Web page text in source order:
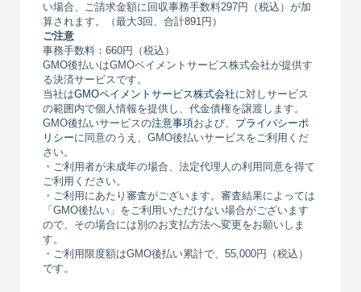
い場合、ご請求金額に回収事務手数料297円（税込）が加
算されます。（最大3回、合計891円）
ご注意
事務手数料：660円（税込）
GMO後払いはGMOペイメントサービス株式会社が提供す
る決済サービスです。
当社はGMOペイメントサービス株式会社に対しサービス
の範囲内で個人情報を提供し、代金債権を譲渡します。
GMO後払いサービスの注意事項および、 プライバシーポ
リシーに同意のうえ、GMO後払いサービスをご利用くだ
さい。
・ご利用者が未成年の場合、法定代理人の利用同意を得て
ご利用ください。
・ご利用にあたり審査がございます。審査結果によっては
「GMO後払い」をご利用いただけない場合がございます
ので、その場合には別のお支払方法へ変更をお願いしま
す。
・ご利用限度額はGMO後払い累計で、55,000円（税込）
です。